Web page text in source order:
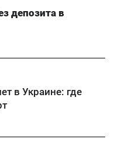
депозита в
в Украине: где